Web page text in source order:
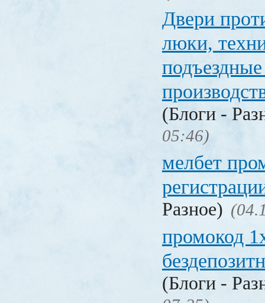
Двери
люки,
(Блоги -
05:46)
мелбет
Разное)
промокод
(Блоги -